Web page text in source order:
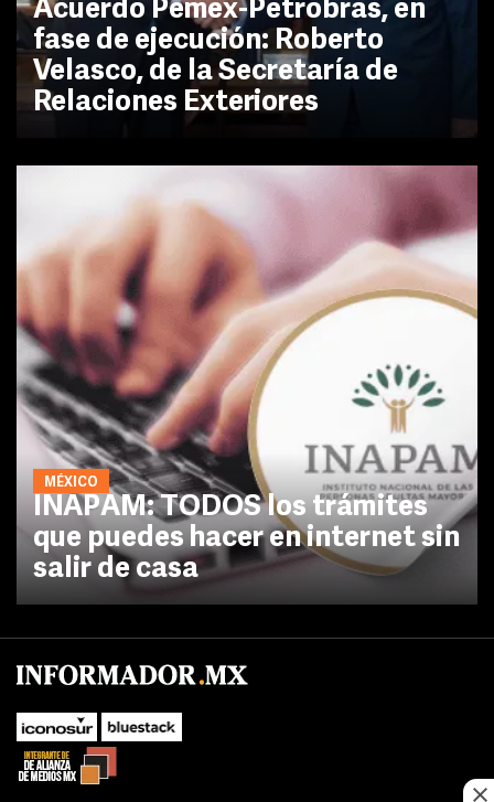
Acuerdo Pemex-Petrobras, en
fase de ejecución: Roberto
Velasco, de la Secretaría de
Relaciones Exteriores
MÉXICO
INAPAM: TODOS los trámites
que puedes hacer en internet sin
salir de casa